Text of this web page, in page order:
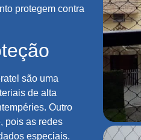
protegem contra
são uma
de alta
Outro
pois as redes
especiais.